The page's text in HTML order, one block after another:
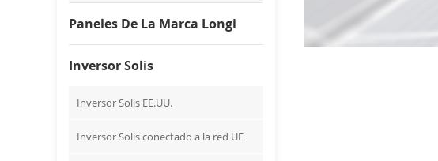
Paneles De La Marca Longi
Inversor Solis
Inversor Solis EE.UU.
Inversor Solis conectado a la red UE